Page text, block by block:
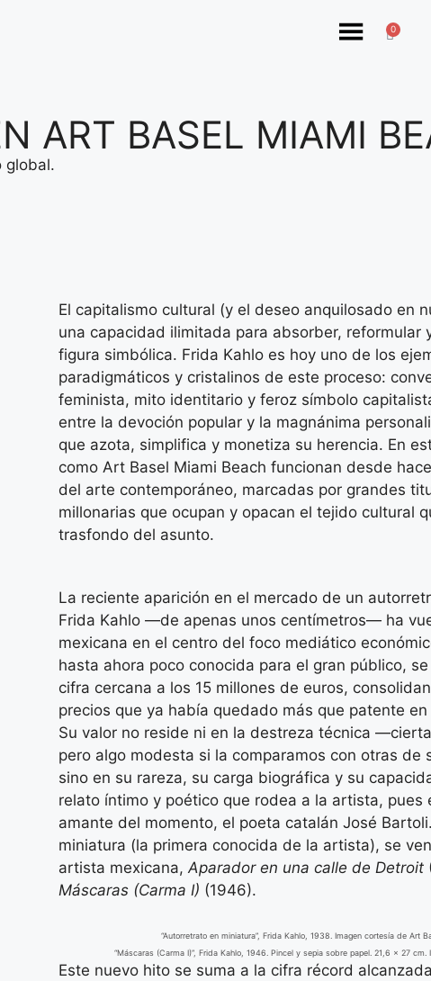
0
ART BASEL MIAMI
global.
El capitalismo cultural (y el deseo anquilosado en
una capacidad ilimitada para absorber, reformular
figura simbólica. Frida Kahlo es hoy uno de los
paradigmáticos y cristalinos de este proceso:
feminista, mito identitario y feroz símbolo
entre la devoción popular y la magnánima
que azota, simplifica y monetiza su herencia. En
como Art Basel Miami Beach funcionan desde
del arte contemporáneo, marcadas por grandes
millonarias que ocupan y opacan el tejido cultural
trasfondo del asunto.
La reciente aparición en el mercado de un
Frida Kahlo —de apenas unos centímetros— ha
mexicana en el centro del foco mediático
hasta ahora poco conocida para el gran público,
cifra cercana a los 15 millones de euros,
precios que ya había quedado más que patente
Su valor no reside ni en la destreza técnica
pero algo modesta si la comparamos con otras
sino en su rareza, su carga biográfica y su
relato íntimo y poético que rodea a la artista, pues
amante del momento, el poeta catalán José
miniatura (la primera conocida de la artista), se
artista mexicana,Aparador en una calle de Detroit
Máscaras (Carma I) (1946).
“Autorretrato en miniatura”, Frida Kahlo, 1938. Imagen cortesía de Art
“Máscaras (Carma I)”, Frida Kahlo, 1946. Pincel y sepia sobre papel. 21,6 × 27 cm.
Este nuevo hito se suma a la cifra récord